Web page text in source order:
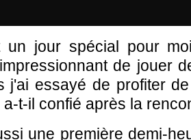
un jour spécial pour
de jouer
j'ai essayé de profiter
t-il confié après la
une première demi-